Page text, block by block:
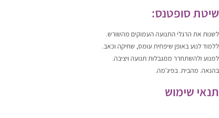
שיטת סופטנס:
לשנות את הרגלי התנועה העמוקים מהשורש.
ללמודלנועבאופן שיפחית עומס, שחיקה וכאב.
למנוע ולהשתחרר ממגבלות תנועה ויציבה.
בהנאה. מהבית. בפיג'מה.
תנאי שימוש